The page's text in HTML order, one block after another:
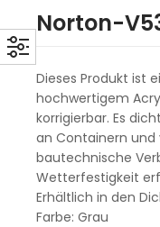
Norton-
Dieses Produkt ist
hochwertigem
korrigierbar. Es
an Containern und
bautechnische
Wetterfestigkeit
Erhältlich in den
Farbe: Grau